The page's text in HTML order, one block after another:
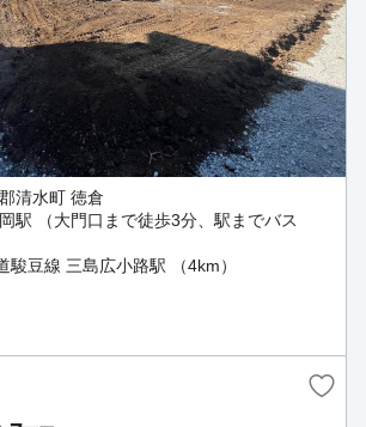
清水町 徳倉
駅 （大門口まで徒歩3分、駅までバス
駿豆線 三島広小路駅 （4km）